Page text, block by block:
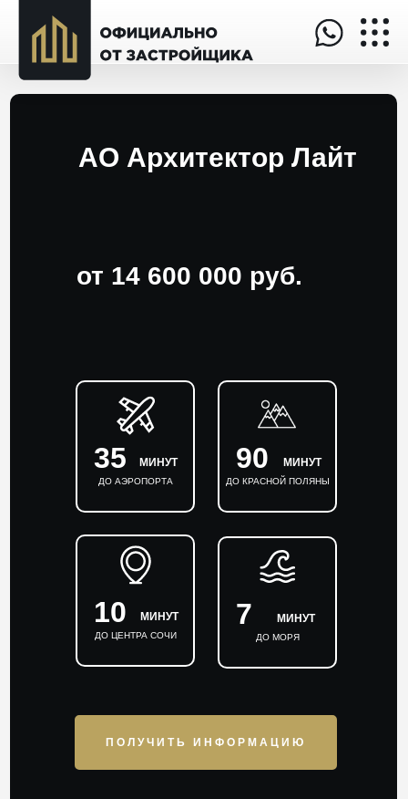
от 14 600 000 руб.
35 МИНУТ
ДО АЭРОПОРТА
АО Архитектор Лайт
ПОЛУЧИТЬ ИНФОРМАЦИЮ
7 МИНУТ
ДО МОРЯ
90 МИНУТ
ДО КРАСНОЙ ПОЛЯНЫ
10 МИНУТ
ДО ЦЕНТРА СОЧИ